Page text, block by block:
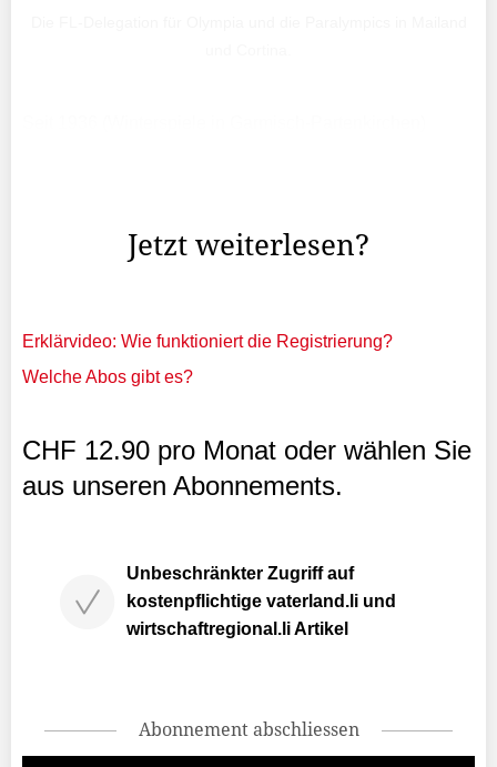
Jetzt weiterlesen?
Erklärvideo: Wie funktioniert die Registrierung?
Welche Abos gibt es?
CHF 12.90 pro Monat oder wählen Sie
aus unseren Abonnements.
Unbeschränkter Zugriff auf
kostenpflichtige vaterland.li und
wirtschaftregional.li Artikel
Abonnement abschliessen